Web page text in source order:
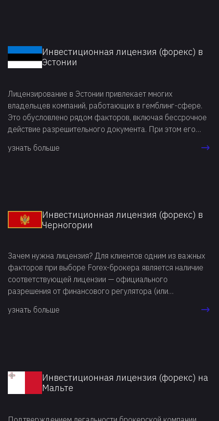
Инвестиционная лицензия (форекс) в
Эстонии
Лицензирование в Эстонии привлекает многих
владельцев компаний, работающих в гемблинг-сфере.
Это обусловлено рядом факторов, включая бессрочное
действие разрешительного документа. При этом его
разновидности инвестиционных услуг. Такие лицензии
органы определенной страны.
узнать больше
Инвестиционная лицензия (форекс) в
Черногории
Зачем нужна лицензия? Для клиентов одним из важных
факторов при выборе Forex-брокера является наличие
соответствующей лицензии — официального
разрешения от финансового регулятора (или
лицензия открывает доступ к профессиональным
узнать больше
Инвестиционная лицензия (форекс) на
Мальте